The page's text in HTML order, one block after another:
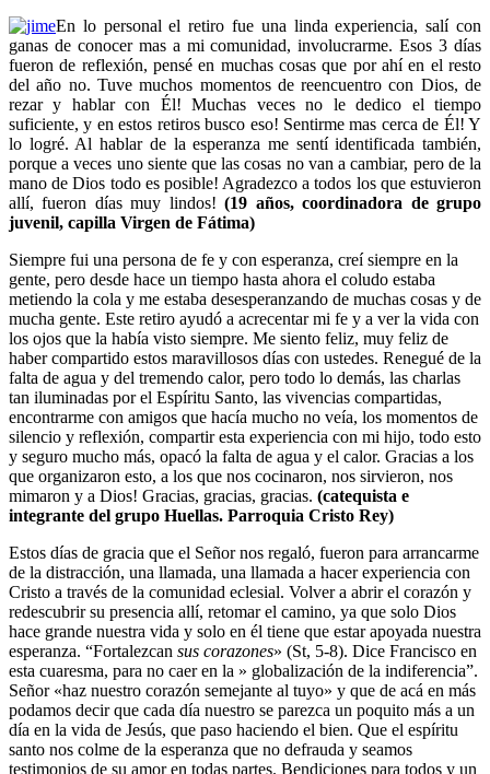
En lo personal el retiro fue una linda experiencia, salí con
ganas de conocer mas a mi comunidad, involucrarme. Esos 3 días
fueron de reflexión, pensé en muchas cosas que por ahí en el resto
del año no. Tuve muchos momentos de reencuentro con Dios, de
rezar y hablar con Él! Muchas veces no le dedico el tiempo
suficiente, y en estos retiros busco eso! Sentirme mas cerca de Él! Y
lo logré. Al hablar de la esperanza me sentí identificada también,
porque a veces uno siente que las cosas no van a cambiar, pero de la
mano de Dios todo es posible! Agradezco a todos los que estuvieron
allí, fueron días muy lindos!(19 años, coordinadora de grupo
juvenil, capilla Virgen de Fátima)
Siempre fui una persona de fe y con esperanza, creí siempre en la
gente, pero desde hace un tiempo hasta ahora el coludo estaba
metiendo la cola y me estaba desesperanzando de muchas cosas y de
mucha gente. Este retiro ayudó a acrecentar mi fe y a ver la vida con
los ojos que la había visto siempre. Me siento feliz, muy feliz de
haber compartido estos maravillosos días con ustedes. Renegué de la
falta de agua y del tremendo calor, pero todo lo demás, las charlas
tan iluminadas por el Espíritu Santo, las vivencias compartidas,
encontrarme con amigos que hacía mucho no veía, los momentos de
silencio y reflexión, compartir esta experiencia con mi hijo, todo esto
y seguro mucho más, opacó la falta de agua y el calor. Gracias a los
que organizaron esto, a los que nos cocinaron, nos sirvieron, nos
mimaron y a Dios! Gracias, gracias, gracias. (catequista e
integrante del grupo Huellas. Parroquia Cristo Rey)
Estos días de gracia que el Señor nos regaló, fueron para arrancarme
de la distracción, una llamada, una llamada a hacer experiencia con
Cristo a través de la comunidad eclesial. Volver a abrir el corazón y
redescubrir su presencia allí, retomar el camino, ya que solo Dios
hace grande nuestra vida y solo en él tiene que estar apoyada nuestra
esperanza. “Fortalezcan sus corazones» (St, 5-8). Dice Francisco en
esta cuaresma, para no caer en la » globalización de la indiferencia”.
Señor «haz nuestro corazón semejante al tuyo» y que de acá en más
podamos decir que cada día nuestro se parezca un poquito más a un
día en la vida de Jesús, que paso haciendo el bien. Que el espíritu
santo nos colme de la esperanza que no defrauda y seamos
testimonios de su amor en todas partes. Bendiciones para todos y un